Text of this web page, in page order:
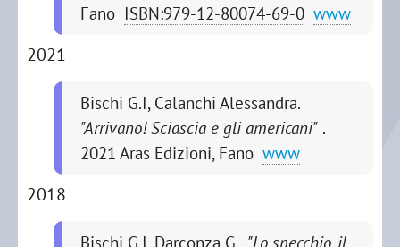
Fano ISBN:979-12-80074-69-0 www
2021
Bischi G.I, Calanchi Alessandra.
"Arrivano! Sciascia e gli americani" .
2021 Aras Edizioni, Fano www
2018
Bischi G.I, Darconza G.. "Lo specchio, il